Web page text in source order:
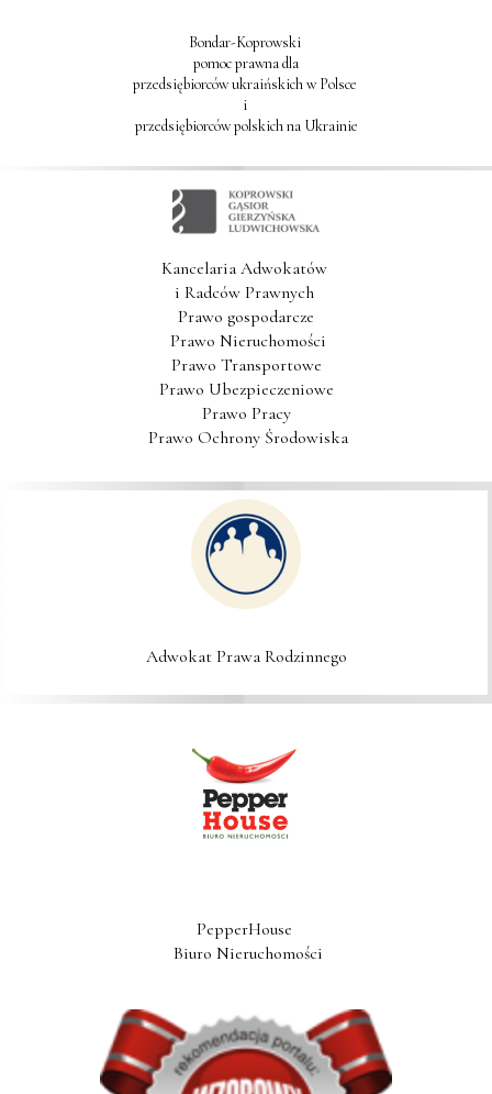
Bondar-Koprowski
pomoc prawna dla
przedsiębiorców ukraińskich w Polsce
i
przedsiębiorców polskich na Ukrainie
Kancelaria Adwokatów
i Radców Prawnych
Prawo Ochrony Środowiska
Adwokat Prawa Rodzinnego
PepperHouse
Biuro Nieruchomości